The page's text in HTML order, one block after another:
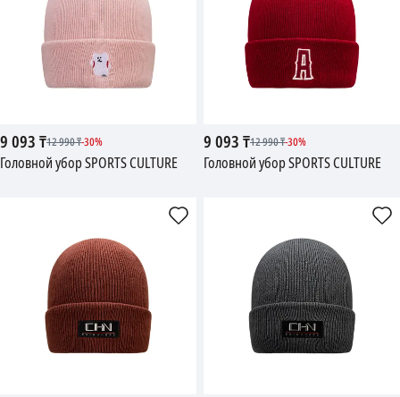
9 093₸12 990₸-30%
Головной убор SPORTS CULTURE
9 093₸12 990₸-30%
Головной убор SPORTS CULTURE